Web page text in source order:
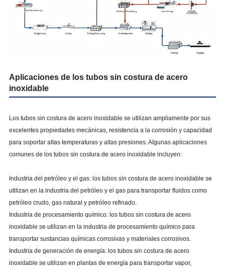
Aplicaciones de los tubos sin costura de acero
inoxidable
Los tubos sin costura de acero inoxidable se utilizan ampliamente por sus
excelentes propiedades mecánicas, resistencia a la corrosión y capacidad
para soportar altas temperaturas y altas presiones. Algunas aplicaciones
comunes de los tubos sin costura de acero inoxidable incluyen:
Industria del petróleo y el gas: los tubos sin costura de acero inoxidable se
utilizan en la industria del petróleo y el gas para transportar fluidos como
petróleo crudo, gas natural y petróleo refinado.
Industria de procesamiento químico: los tubos sin costura de acero
inoxidable se utilizan en la industria de procesamiento químico para
transportar sustancias químicas corrosivas y materiales corrosivos.
Industria de generación de energía: los tubos sin costura de acero
inoxidable se utilizan en plantas de energía para transportar vapor,